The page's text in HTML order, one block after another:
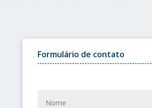
Formulário de contato